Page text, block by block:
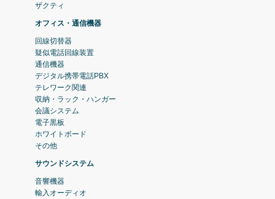
ザクティ
オフィス・通信機器
回線切替器
疑似電話回線装置
通信機器
デジタル携帯電話PBX
テレワーク関連
収納・ラック・ハンガー
会議システム
電子黒板
ホワイトボード
その他
サウンドシステム
音響機器
輸入オーディオ